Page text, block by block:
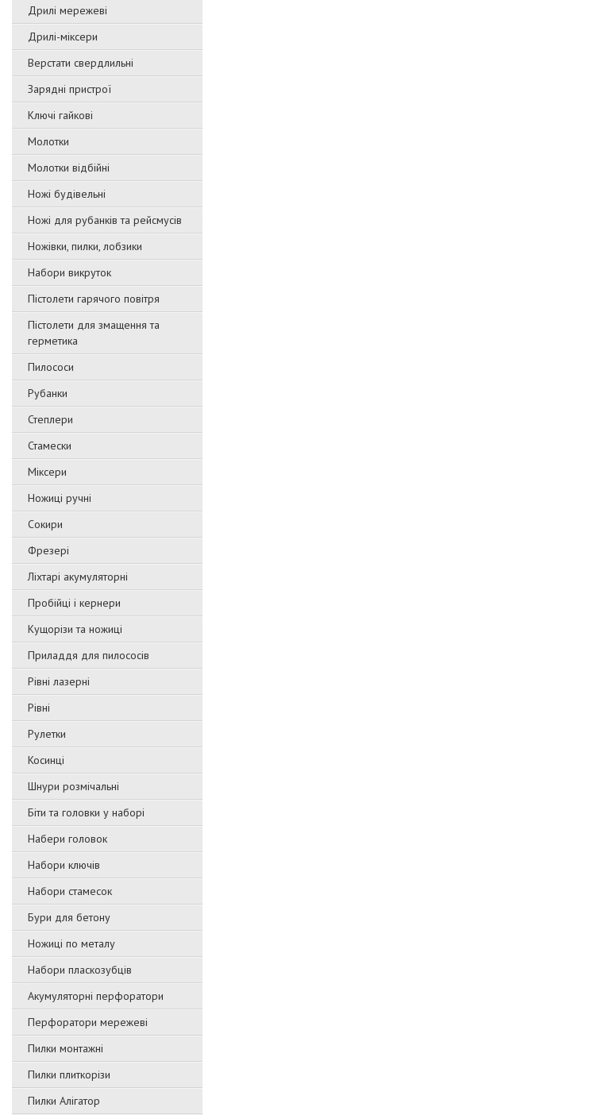
Дрилі мережеві
Дрилі-міксери
Верстати свердлильні
Зарядні пристрої
Ключі гайкові
Молотки
Молотки відбійні
Ножі будівельні
Ножі для рубанків та рейсмусів
Ножівки, пилки, лобзики
Набори викруток
Пістолети гарячого повітря
Пістолети для змащення та
герметика
Пилососи
Рубанки
Степлери
Стамески
Міксери
Ножиці ручні
Сокири
Фрезері
Ліхтарі акумуляторні
Пробійці і кернери
Кущорізи та ножиці
Приладдя для пилососів
Рівні лазерні
Рівні
Рулетки
Косинці
Шнури розмічальні
Біти та головки у наборі
Набери головок
Набори ключів
Набори стамесок
Бури для бетону
Ножиці по металу
Набори пласкозубців
Акумуляторні перфоратори
Перфоратори мережеві
Пилки монтажні
Пилки плиткорізи
Пилки Алігатор